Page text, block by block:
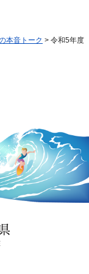
本音トーク > 令和5年度